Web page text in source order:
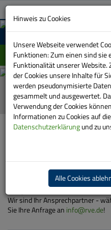
03733 151-0
Automatische
Bilder-
Show
stoppen
Sie haben eine Frage?
HOME SERVICE KUNDENBÜROS
RVE -
In unseren Kundenbüros
den gesamten Verkehrsverbund
Wir sind Ihr Ansprechpartner -
Sie Ihre Anfrage an info@rve.de!
Hinweis zu Cookies
Unsere Webseite verwendet
Funktionen: Zum einen sind sie
Funktionalität unserer
der Cookies unsere Inhalte für
werden pseudonymisierte
gesammelt und ausgewertet.
Verwendung der Cookies
Informationen zu Cookies auf
Datenschutzerklärungund zu
Alle Cookies